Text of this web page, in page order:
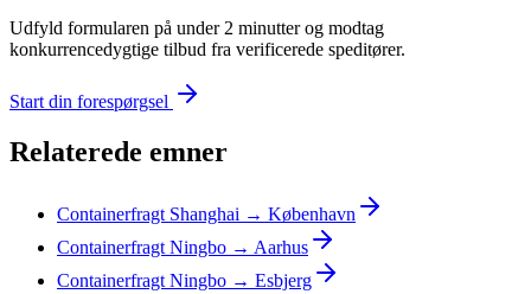
Udfyld formularen på under 2 minutter og modtag
konkurrencedygtige tilbud fra verificerede speditører.
Start din forespørgsel
Relaterede emner
Containerfragt Shanghai → København
Containerfragt Ningbo → Aarhus
Containerfragt Ningbo → Esbjerg